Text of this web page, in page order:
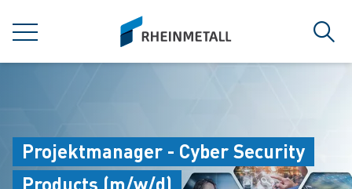
MENÜ
siteLogo
Projektmanager - Cyber Security
Products (m/w/d)